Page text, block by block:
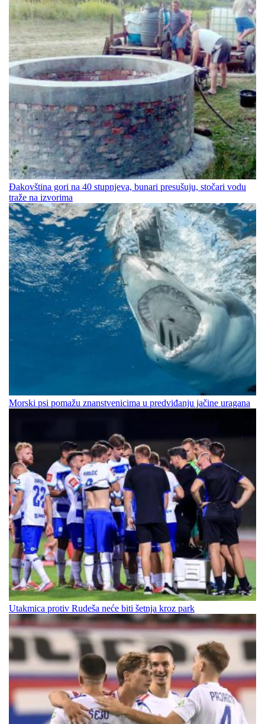
Đakovština gori na 40 stupnjeva, bunari presušuju, stočari vodu
traže na izvorima
Morski psi pomažu znanstvenicima u predviđanju jačine uragana
Utakmica protiv Rudeša neće biti šetnja kroz park